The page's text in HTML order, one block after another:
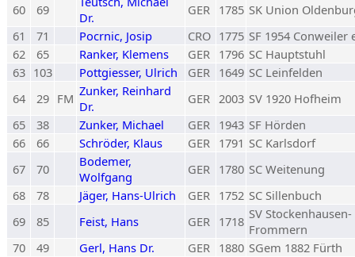
60
69
Dr.
GER 1785 SK Union
61
71 Pocrnic, Josip CRO 1775 SF 1954 Conweiler
62
65 Ranker, Klemens GER 1796 SC Hauptstuhl
63 103 Pottgiesser, Ulrich GER 1649 SC Leinfelden
64
29 FM Zunker, Reinhard
Dr.
GER 2003 SV 1920 Hofheim
65
38 Zunker, Michael GER 1943 SF Hörden
66
66 Schröder, Klaus GER 1791 SC Karlsdorf
67
70
Bodemer,
Wolfgang
GER 1780 SC Weitenung
68
78 Jäger, Hans-Ulrich GER 1752 SC Sillenbuch
69
85 Feist, Hans GER 1718 SV Stockenhausen-
Frommern
70
49 Gerl, Hans Dr. GER 1880 SGem 1882 Fürth